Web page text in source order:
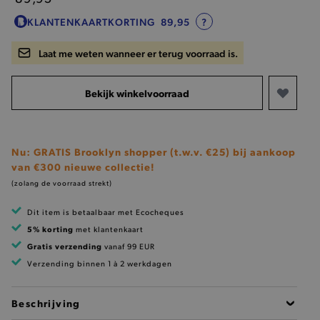
KLANTENKAARTKORTING 89,95 ?
Laat me weten wanneer er terug voorraad is.
Bekijk winkelvoorraad
Nu: GRATIS Brooklyn shopper (t.w.v. €25) bij aankoop
van €300 nieuwe collectie!
(zolang de voorraad strekt)
Dit item is betaalbaar met Ecocheques
5% korting met klantenkaart
Gratis verzending vanaf 99 EUR
Verzending binnen 1 à 2 werkdagen
Beschrijving